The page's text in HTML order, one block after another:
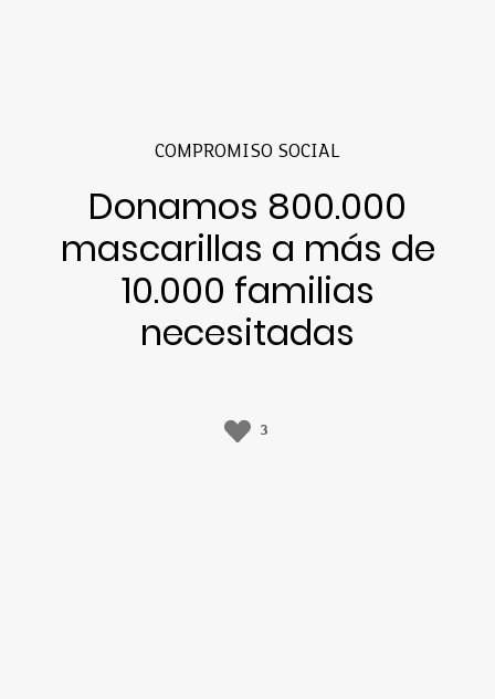
COMPROMISO SOCIAL
Donamos 800.000
mascarillas a más de
10.000 familias
necesitadas
3